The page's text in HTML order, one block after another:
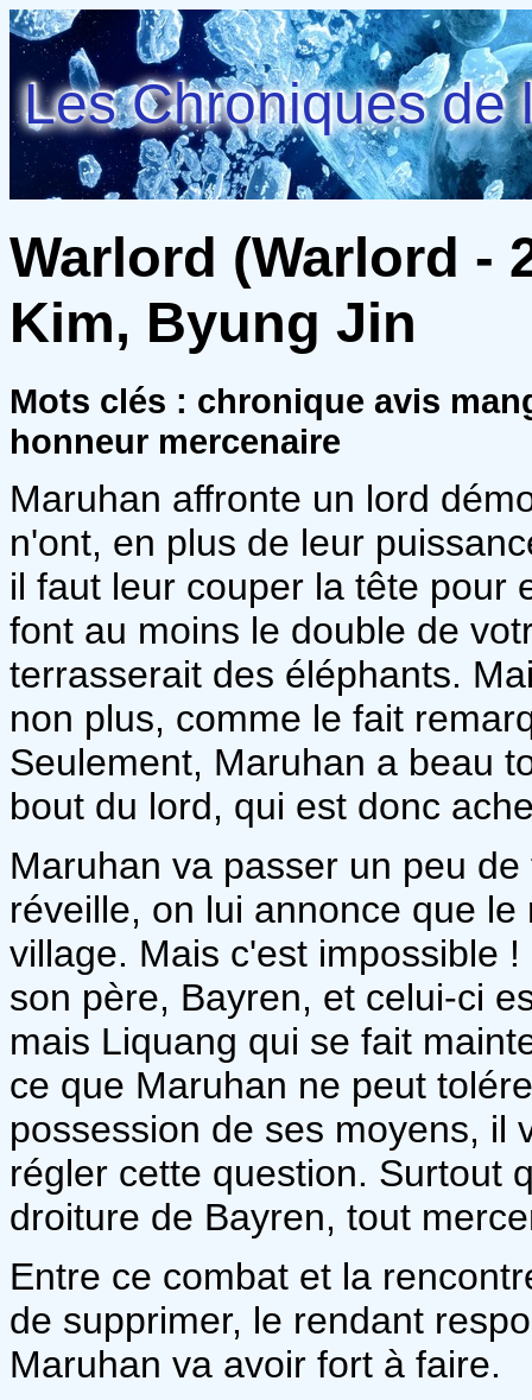
Les Chroniques de
Warlord (Warlord -
Kim, Byung Jin
Mots clés : chronique avis
honneur mercenaire
Maruhan affronte un lord
n'ont, en plus de leur
il faut leur couper la tête pour
font au moins le double de
terrasserait des éléphants.
non plus, comme le fait
Seulement, Maruhan a beau
bout du lord, qui est donc
Maruhan va passer un peu
réveille, on lui annonce que
village. Mais c'est impossible
son père, Bayren, et celui-ci
mais Liquang qui se fait
ce que Maruhan ne peut
possession de ses moyens, il
régler cette question. Surtout
droiture de Bayren, tout
Entre ce combat et la
de supprimer, le rendant
Maruhan va avoir fort à faire.